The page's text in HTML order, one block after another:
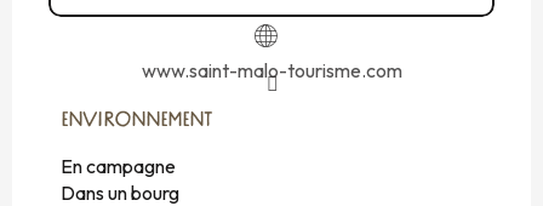
www.saint-malo-tourisme.com
ENVIRONNEMENT
ENVIRONNEMENT
En campagne
Dans un bourg